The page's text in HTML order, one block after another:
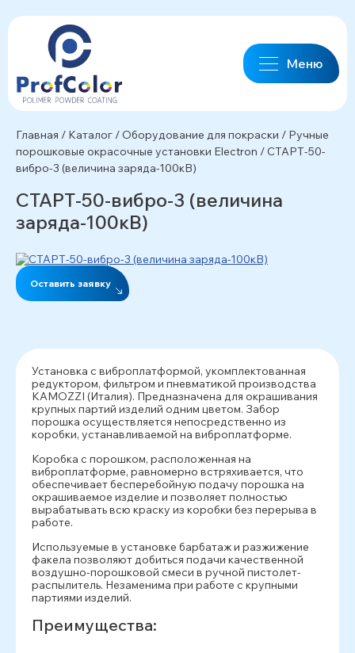
Меню
Главная / Каталог / Оборудование для покраски / Ручные
порошковые окрасочные установки Electron / СТАРТ-50-
вибро-3 (величина заряда-100кВ)
СТАРТ-50-вибро-3 (величина
заряда-100кВ)
Оставить заявку
Установка с виброплатформой, укомплектованная
редуктором, фильтром и пневматикой производства
KAMOZZI (Италия). Предназначена для окрашивания
крупных партий изделий одним цветом. Забор
порошка осуществляется непосредственно из
коробки, устанавливаемой на виброплатформе.
Коробка с порошком, расположенная на
виброплатформе, равномерно встряхивается, что
обеспечивает бесперебойную подачу порошка на
окрашиваемое изделие и позволяет полностью
вырабатывать всю краску из коробки без перерыва в
работе.
Используемые в установке барбатаж и разжижение
факела позволяют добиться подачи качественной
воздушно-порошковой смеси в ручной пистолет-
распылитель. Незаменима при работе с крупными
партиями изделий.
Преимущества: